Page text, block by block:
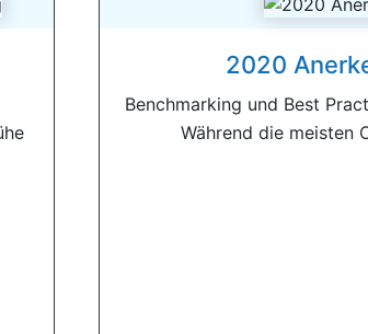
2020
Benchmarking und Best
Während die meisten